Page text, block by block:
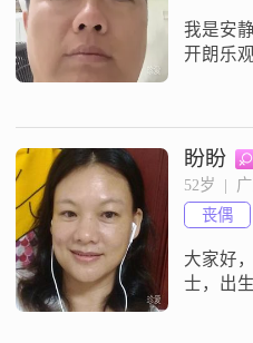
我是安
开朗乐
盼盼
52岁  |
丧偶
大家好
士，出
5000元